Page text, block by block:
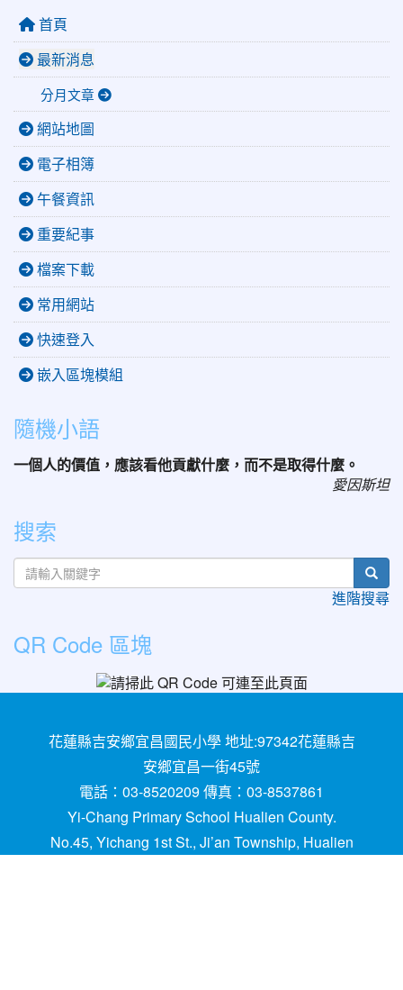
首頁
最新消息
分月文章
網站地圖
電子相簿
午餐資訊
重要紀事
檔案下載
常用網站
快速登入
嵌入區塊模組
隨機小語
一個人的價值，應該看他貢獻什麼，而不是取得什麼。
愛因斯坦
搜索
進階搜尋
QR Code 區塊
花蓮縣吉安鄉宜昌國民小學 地址:97342花蓮縣吉
安鄉宜昌一街45號
電話：03-8520209 傳真：03-8537861
Yi-Chang Primary School Hualien County.
No.45, Yichang 1st St., Ji’an Township, Hualien